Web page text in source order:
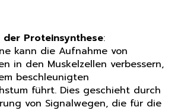
der Proteinsynthese:
kann die Aufnahme von
in den Muskelzellen verbessern,
beschleunigten
führt. Dies geschieht durch
von Signalwegen, die für die